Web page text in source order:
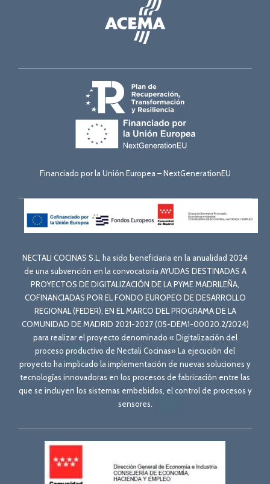
Financiado por la Unión Europea – NextGenerationEU
NECTALI COCINAS S.L, ha sido beneficiaria en la anualidad 2024
de una subvención en la convocatoria AYUDAS DESTINADAS A
PROYECTOS DE DIGITALIZACIÓN DE LA PYME MADRILEÑA,
COFINANCIADAS POR EL FONDO EUROPEO DE DESARROLLO
REGIONAL (FEDER), EN EL MARCO DEL PROGRAMA DE LA
COMUNIDAD DE MADRID 2021-2027 (05-DEM1-00020.2/2024)
para realizar el proyecto denominado « Digitalización del
proceso productivo de Nectali Cocinas» La ejecución del
proyecto ha implicado la implementación de nuevas soluciones y
tecnologías innovadoras en los procesos de fabricación entre las
que se incluyen los sistemas embebidos, el control de procesos y
sensores.